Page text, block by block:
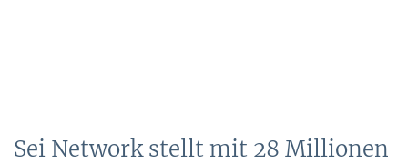
Sei Network stellt mit 28 Millionen